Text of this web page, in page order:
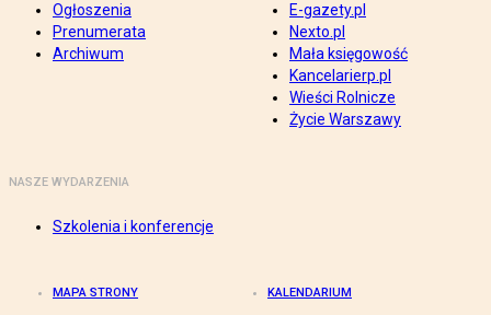
Ogłoszenia
Prenumerata
Archiwum
E-gazety.pl
Nexto.pl
Mała księgowość
Kancelarierp.pl
Wieści Rolnicze
Życie Warszawy
NASZE WYDARZENIA
Szkolenia i konferencje
MAPA STRONY KALENDARIUM